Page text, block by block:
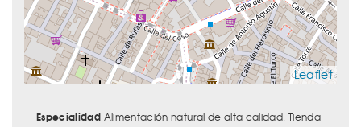
Leaflet
Especialidad Alimentación natural de alta calidad. Tienda